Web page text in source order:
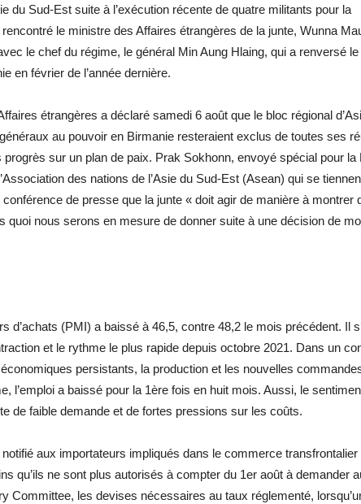
du Sud-Est suite à l’exécution récente de quatre militants pour la
le ministre des Affaires étrangères de la junte, Wunna
le chef du régime, le général Min Aung Hlaing, qui a renversé le
en février de l’année dernière.
étrangères a déclaré samedi 6 août que le bloc régional
au pouvoir en Birmanie resteraient exclus de toutes ses
progrès sur un plan de paix. Prak Sokhonn, envoyé spécial pour la
des nations de l’Asie du Sud-Est (Asean) qui se
de presse que la junte « doit agir de manière à montrer
quoi nous serons en mesure de donner suite à une décision de
d’achats (PMI) a baissé à 46,5, contre 48,2 le mois précédent. Il
et le rythme le plus rapide depuis octobre 2021. Dans un
persistants, la production et les nouvelles
l’emploi a baissé pour la 1ère fois en huit mois. Aussi, le
de faible demande et de fortes pressions sur les coûts.
aux importateurs impliqués dans le commerce transfrontalier
qu’ils ne sont plus autorisés à compter du 1er août à demander
Committee, les devises nécessaires au taux réglementé,